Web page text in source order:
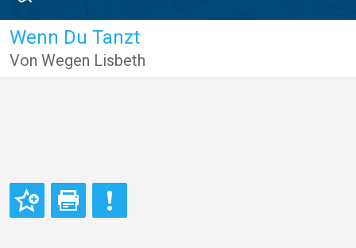
Wenn Du Tanzt
Von Wegen Lisbeth